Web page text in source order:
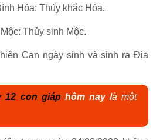
Hỏa: Thủy khắc Hỏa.
Thủy sinh Mộc.
Can ngày sinh và sinh ra Địa
12 con giáphôm nay là một